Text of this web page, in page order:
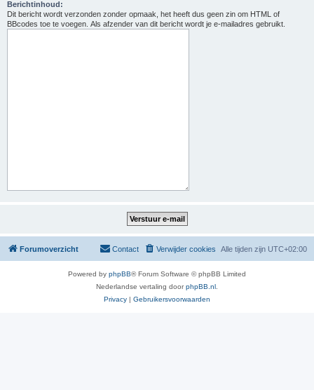
Berichtinhoud:
Dit bericht wordt verzonden zonder opmaak, het heeft dus geen zin om HTML of
BBcodes toe te voegen. Als afzender van dit bericht wordt je e-mailadres gebruikt.
Forumoverzicht Alle tijden zijn UTC+02:00
Verwijder cookies
Contact
Powered by phpBB® Forum Software © phpBB Limited
Nederlandse vertaling doorphpBB.nl
Privacy | Gebruikersvoorwaarden